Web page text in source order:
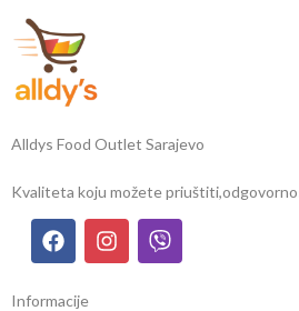
Alldys Food Outlet Sarajevo
Kvaliteta koju možete priuštiti,
Informacije